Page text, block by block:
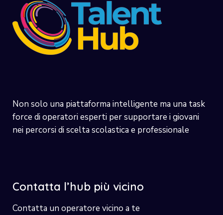
Non solo una piattaforma intelligente ma una task
force di operatori esperti per supportare i giovani
nei percorsi di scelta scolastica e professionale
Contatta l’hub più vicino
Contatta un operatore vicino a te